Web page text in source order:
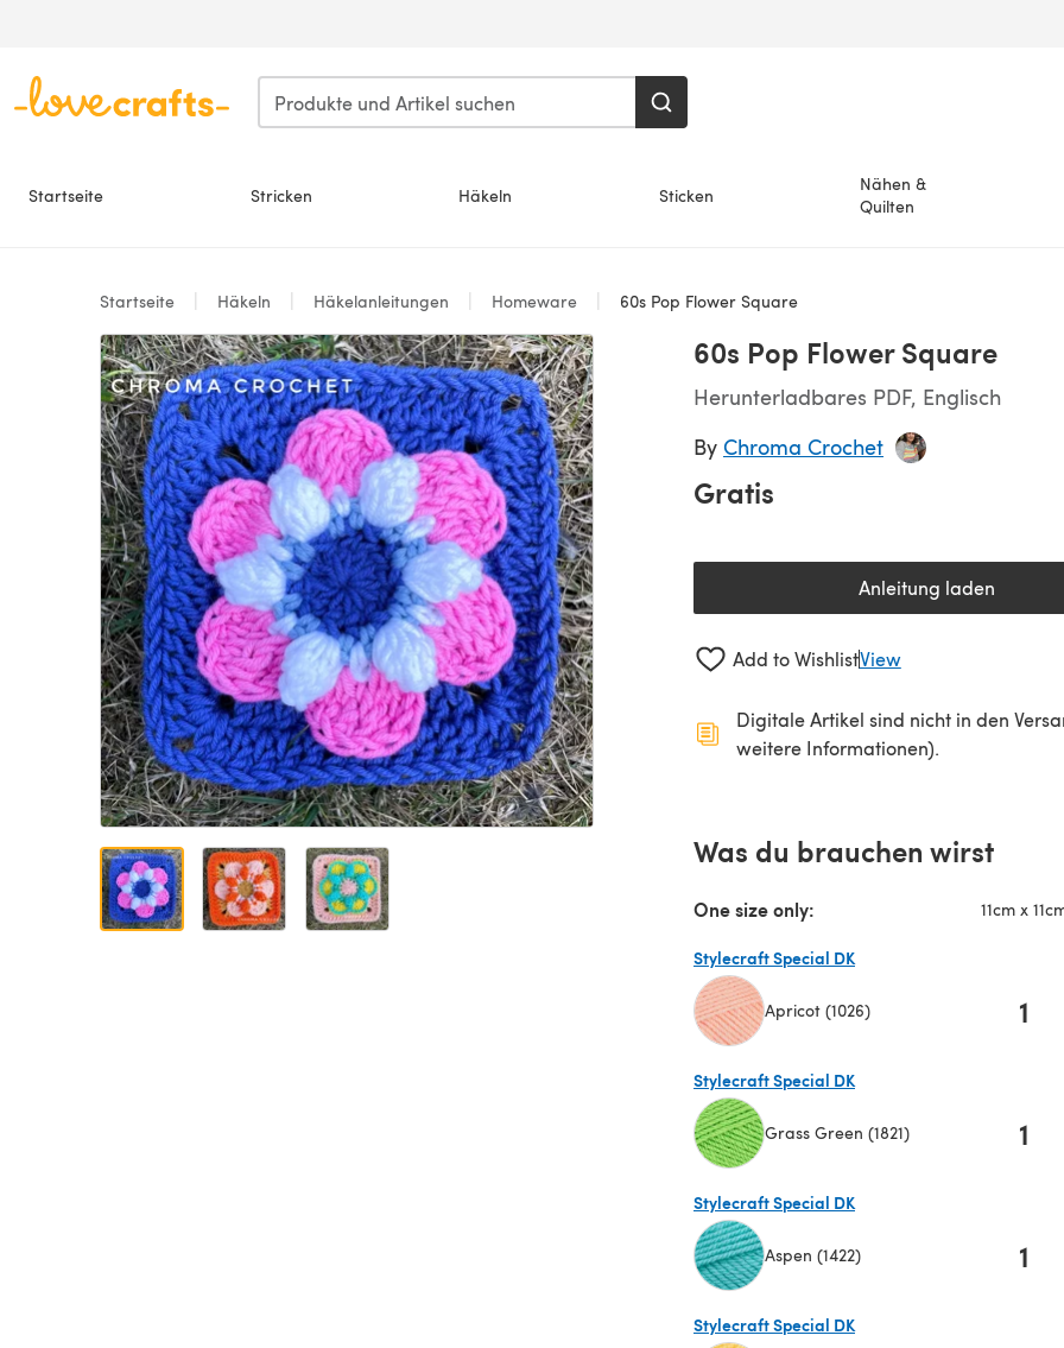
Startseite Stricken Häkeln Sticken
Nähen &
Quilten
Startseite Häkeln Häkelanleitungen Homeware 60s Pop Flower Square
60s Pop Flower Square
Herunterladbares PDF, Englisch
By Chroma Crochet
Gratis
Anleitung laden
(öffnet sich in
Add to WishlistView
Digitale Artikel sind nicht in den
weitere Informationen).
Was du brauchen wirst
One size only: 11cm x
Stylecraft Special DK
Apricot (1026) 1
Stylecraft Special DK
Grass Green (1821) 1
Stylecraft Special DK
Aspen (1422) 1
Stylecraft Special DK